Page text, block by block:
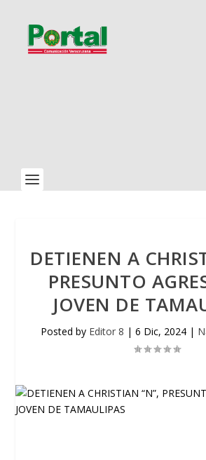
DETIENEN A
PRESUNTO
JOVEN DE
Posted by Editor 8 | 6 Dic, 2024|